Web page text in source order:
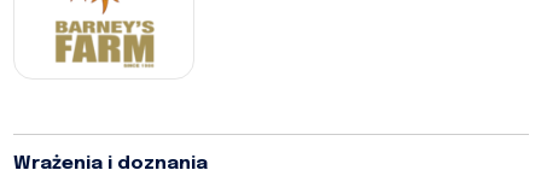
Wrażenia i doznania